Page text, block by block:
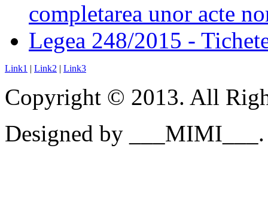
completarea unor acte
Legea 248/2015 -
Link1 | Link2 | Link3
Copyright © 2013. All
Designed by ___MIMI___.